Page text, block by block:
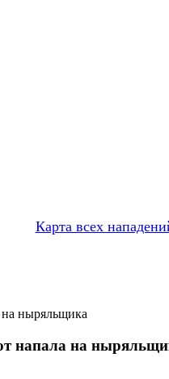
Карта всех
ныряльщика
напала на